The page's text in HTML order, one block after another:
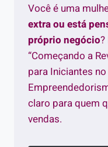
Você é uma
extra ou está
próprio negócio
“Começando a
para Iniciantes
claro para quem
vendas.